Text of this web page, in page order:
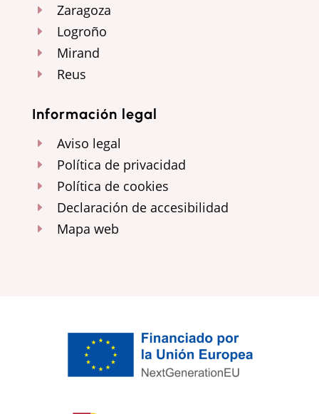
E Zaragoza
E Logroño
E Mirand
E Reus
Información legal
E Aviso legal
E Política de privacidad
E Política de cookies
E Declaración de accesibilidad
E Mapa web